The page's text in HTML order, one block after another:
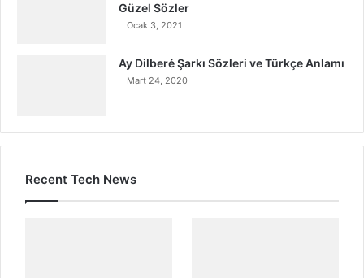
Güzel Sözler
Ocak 3, 2021
Ay Dilberé Şarkı Sözleri ve Türkçe Anlamı
Mart 24, 2020
Recent Tech News